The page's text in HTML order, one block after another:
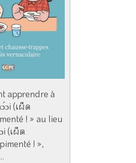
apprendre à
(เผ็ด
! » au lieu
(เผ็ด
! »,